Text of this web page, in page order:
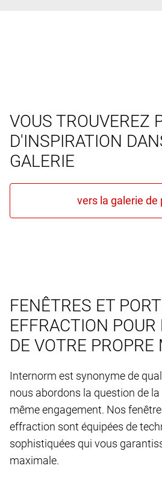
VOUS TROUVEREZ
D'INSPIRATION
GALERIE
FENÊTRES ET
EFFRACTION POUR
DE VOTRE PROPRE
Internorm est synonyme de
nous abordons la question de
même engagement. Nos
effraction sont équipées de
sophistiquées qui vous
maximale.